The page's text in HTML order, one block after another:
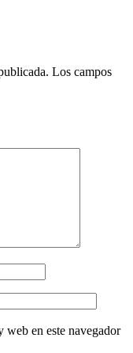
Los campos
en este navegador